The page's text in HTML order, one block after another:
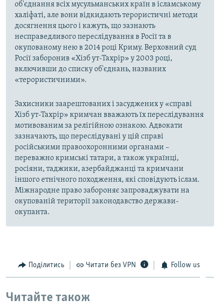
об'єднання всіх мусульманських країн в ісламському
халіфаті, але вони відкидають терористичні методи
досягнення цього і кажуть, що зазнають
несправедливого переслідування в Росії та в
окупованому нею в 2014 році Криму. Верховний суд
Росії заборонив «Хізб ут-Тахрір» у 2003 році,
включивши до списку об'єднань, названих
«терористичними».
Захисники заарештованих і засуджених у «справі
Хізб ут-Тахрір» кримчан вважають їх переслідування
мотивованим за релігійною ознакою. Адвокати
зазначають, що переслідувані у цій справі
російськими правоохоронними органами –
переважно кримські татари, а також українці,
росіяни, таджики, азербайджанці та кримчани
іншого етнічного походження, які сповідують іслам.
Міжнародне право забороняє запроваджувати на
окупованій території законодавство держави-
окупанта.
Поділитись Читати без VPN Follow us
Читайте також